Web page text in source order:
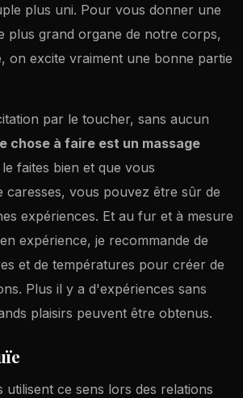
plus uni. Pour vous donner une
plus grand organe de notre corps,
on excite vraiment une bonne partie
par le toucher, sans aucun
chose à faire est un massage
faites bien et que vous
caresses, vous pouvez être sûr de
expériences. Et au fur et à mesure
expérience, je recommande de
et de températures pour créer de
Plus il y a d'expériences sans
plaisirs peuvent être obtenus.
utilisent ce sens lors des relations